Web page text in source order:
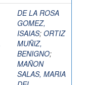
DE LA ROSA
GOMEZ,
ISAIAS; ORTIZ
MUÑIZ,
BENIGNO;
MAÑON
SALAS, MARIA